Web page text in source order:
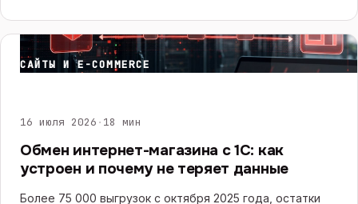
САЙТЫ И E-COMMERCE
16 июля 2026 · 18 мин
Обмен интернет-магазина с 1С: как
устроен и почему не теряет данные
Более 75 000 выгрузок с октября 2025 года, остатки